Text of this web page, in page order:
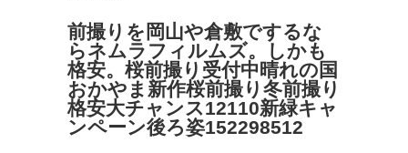
前撮りを岡山や倉敷でするな
らネムラフィルムズ。しかも
格安。桜前撮り受付中晴れの国
おかやま新作桜前撮り冬前撮り
格安大チャンス12110新緑キャ
ンペーン後ろ姿152298512